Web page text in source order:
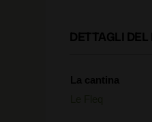
DETTAGLI DEL
La cantina